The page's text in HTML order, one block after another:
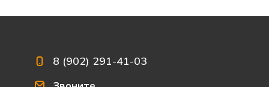
8 (902) 291-41-03